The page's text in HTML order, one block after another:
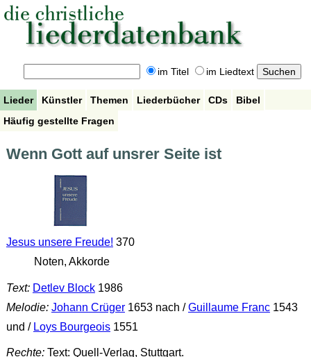
im Titel im Liedtext
Lieder Künstler Themen Liederbücher CDs
Bibel
Häufig gestellte Fragen
Wenn Gott auf unsrer Seite ist
Jesus unsere Freude! 370
Noten, Akkorde
Text: Detlev Block1986
Melodie: Johann Crüger1653 nach /Guillaume Franc1543
und / Loys Bourgeois1551
Rechte:Text: Quell-Verlag, Stuttgart.